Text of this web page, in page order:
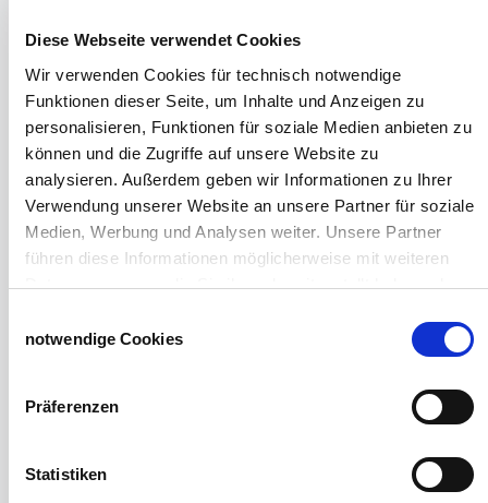
Diese Webseite verwendet Cookies
Wir verwenden Cookies für technisch notwendige
Funktionen dieser Seite, um Inhalte und Anzeigen zu
personalisieren, Funktionen für soziale Medien anbieten zu
können und die Zugriffe auf unsere Website zu
analysieren. Außerdem geben wir Informationen zu Ihrer
Verwendung unserer Website an unsere Partner für soziale
Medien, Werbung und Analysen weiter. Unsere Partner
führen diese Informationen möglicherweise mit weiteren
Daten zusammen, die Sie ihnen bereitgestellt haben oder
haben.
notwendige Cookies
Präferenzen
Statistiken
Geflügeltränken Ratgeber
Stallapotheke für Hühner
Saatgut für die Pferdeweide
Windschutzgewebe
Windschutznetze für Reithallen
Galerie Windschutznetze
Windschutznetz für Pferdeführanlagen
Lubratec Fronten
Windschutznetz mit Keder
Windschutznetz Meterware